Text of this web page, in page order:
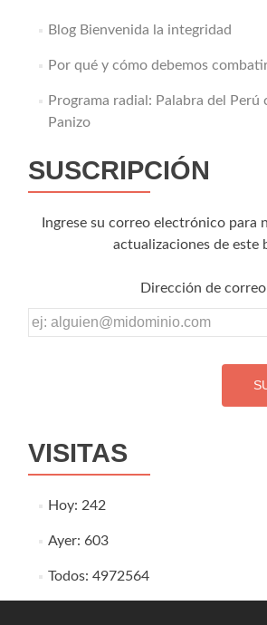
Blog Bienvenida la integridad
Por qué y cómo debemos
Programa radial: Palabra del Perú
Panizo
SUSCRIPCIÓN
Ingrese su correo electrónico para
actualizaciones de este
Dirección de correo
Dirección
de
correo
VISITAS
Hoy: 242
Ayer: 603
Todos: 4972564